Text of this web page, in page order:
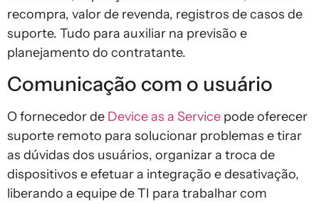
recompra, valor de revenda, registros de casos de
suporte. Tudo para auxiliar na previsão e
planejamento do contratante.
Comunicação com o usuário
O fornecedor de Device as a Service pode oferecer
suporte remoto para solucionar problemas e tirar
as dúvidas dos usuários, organizar a troca de
dispositivos e efetuar a integração e desativação,
liberando a equipe de TI para trabalhar com